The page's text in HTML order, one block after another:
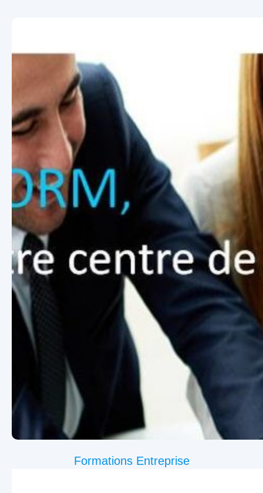
Formations Entreprise